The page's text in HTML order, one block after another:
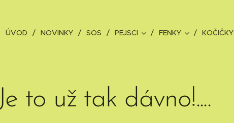
ÚVOD NOVINKY SOS PEJSCI FENKY KOČIČKY
Je to už tak dávno!....